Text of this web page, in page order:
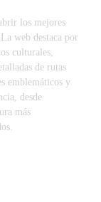
los mejores
web destaca por
culturales,
de rutas
emblemáticos y
desde
más